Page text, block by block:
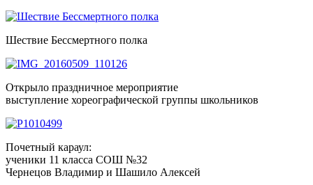
Шествие Бессмертного полка
Открыло праздничное мероприятие
выступление хореографической группы школьников
Почетный караул:
ученики 11 класса СОШ №32
Чернецов Владимир и Шашило Алексей